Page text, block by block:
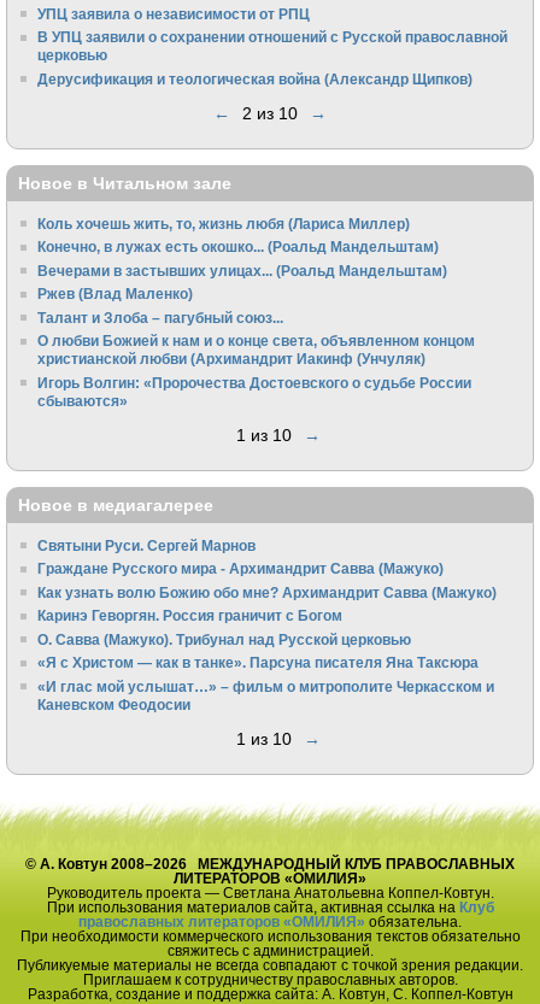
УПЦ заявила о независимости от РПЦ
В УПЦ заявили о сохранении отношений с Русской православной
церковью
Дерусификация и теологическая война (Александр Щипков)
← 2 из 10 →
Новое в Читальном зале
Коль хочешь жить, то, жизнь любя (Лариса Миллер)
Конечно, в лужах есть окошко... (Роальд Мандельштам)
Вечерами в застывших улицах... (Роальд Мандельштам)
Ржев (Влад Маленко)
Талант и Злоба – пагубный союз...
О любви Божией к нам и о конце света, объявленном концом
христианской любви (Архимандрит Иакинф (Унчуляк)
Игорь Волгин: «Пророчества Достоевского о судьбе России
сбываются»
1 из 10 →
Новое в медиагалерее
Святыни Руси. Сергей Марнов
Граждане Русского мира - Архимандрит Савва (Мажуко)
Как узнать волю Божию обо мне? Архимандрит Савва (Мажуко)
Каринэ Геворгян. Россия граничит с Богом
О. Савва (Мажуко). Трибунал над Русской церковью
«Я с Христом — как в танке». Парсуна писателя Яна Таксюра
«И глас мой услышат…» – фильм о митрополите Черкасском и
Каневском Феодосии
1 из 10 →
© А. Ковтун 2008–2026 МЕЖДУНАРОДНЫЙ КЛУБ ПРАВОСЛАВНЫХ
ЛИТЕРАТОРОВ «ОМИЛИЯ»
Руководитель проекта — Светлана Анатольевна Коппел-Ковтун.
При использования материалов сайта, активная ссылка на Клуб
православных литераторов «ОМИЛИЯ» обязательна.
При необходимости коммерческого использования текстов обязательно
свяжитесь с администрацией.
Публикуемые материалы не всегда совпадают с точкой зрения редакции.
Приглашаем к сотрудничеству православных авторов.
Разработка, создание и поддержка сайта: А. Ковтун, С. Коппел-Ковтун